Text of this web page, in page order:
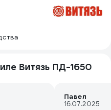
Витязь ПД-1650
Павел
16.07.2025